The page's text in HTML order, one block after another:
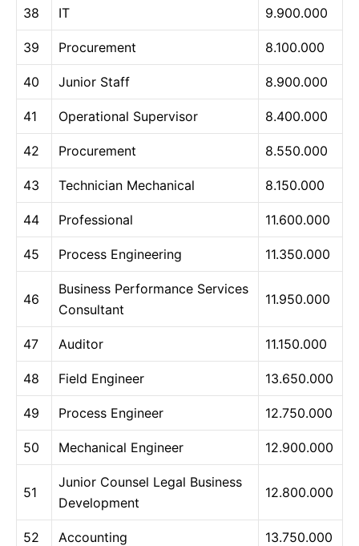
38 IT 9.900.000
39 Procurement 8.100.000
40 Junior Staff 8.900.000
41 Operational Supervisor 8.400.000
42 Procurement 8.550.000
43 Technician Mechanical 8.150.000
44 Professional 11.600.000
45 Process Engineering 11.350.000
46
Business Performance Services
Consultant
11.950.000
47 Auditor 11.150.000
48 Field Engineer 13.650.000
49 Process Engineer 12.750.000
50 Mechanical Engineer 12.900.000
51
Junior Counsel Legal Business
Development
12.800.000
52 Accounting 13.750.000